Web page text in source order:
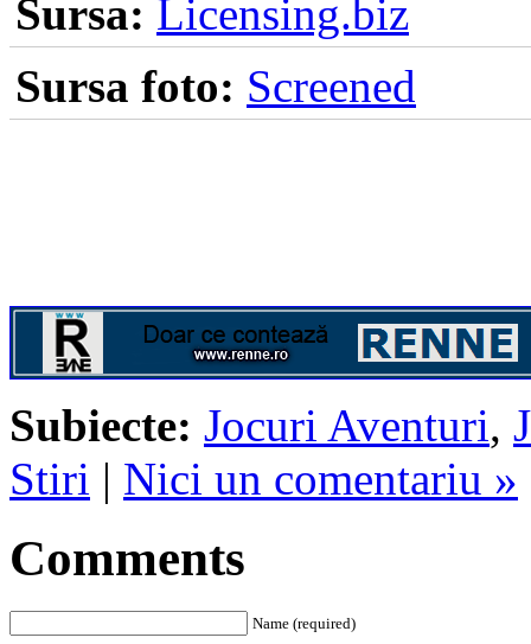
Sursa: Licensing.biz
Sursa foto: Screened
Subiecte: Jocuri Aventuri,
Stiri | Nici un comentariu »
Comments
Name (required)